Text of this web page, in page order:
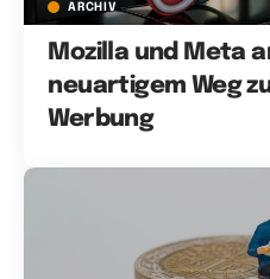
ARCHIV
Mozilla und Meta
neuartigem Weg
Werbung